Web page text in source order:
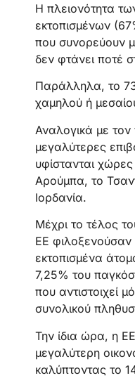
Η πλειονότητα
εκτοπισμένων
που συνορεύουν
δεν φτάνει ποτέ
Παράλληλα, το
χαμηλού ή
Αναλογικά με τον
μεγαλύτερες
υφίστανται
Αρούμπα, το
Ιορδανία.
Μέχρι το τέλος
ΕΕ
εκτοπισμένα
7,25% του
που αντιστοιχεί
συνολικού
Την ίδια ώρα, η
μεγαλύτερη
καλύπτοντας το